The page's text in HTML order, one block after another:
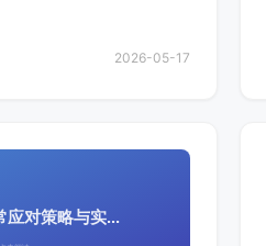
2026-05-17